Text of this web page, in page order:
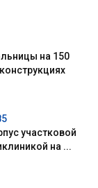
на 150
участковой
на ...